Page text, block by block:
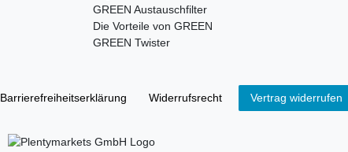
GREEN Austauschfilter
Die Vorteile von GREEN
GREEN Twister
Barrierefreiheitserklärung Widerrufs­recht Vertrag widerrufen